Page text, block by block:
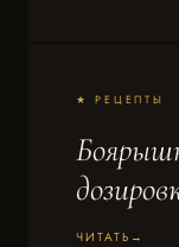
★ РЕЦЕПТЫ
ЧИТАТЬ